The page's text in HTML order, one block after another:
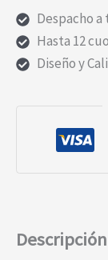
Despacho a
Hasta 12
Diseño y
Descripción